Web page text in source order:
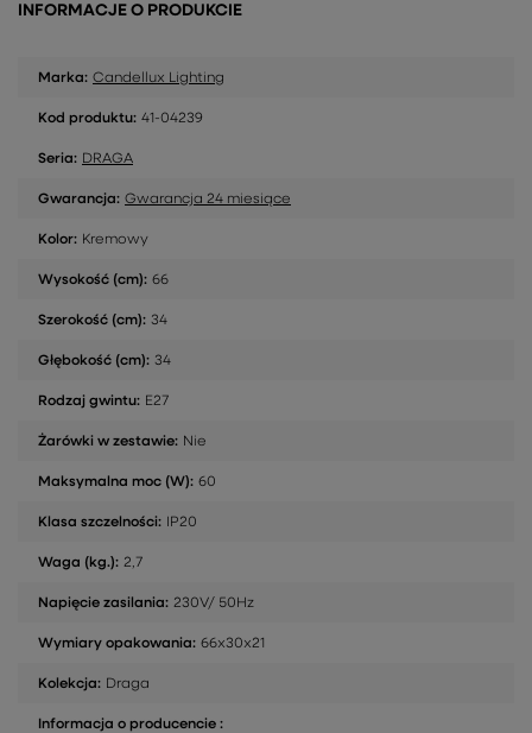
INFORMACJE O PRODUKCIE
Marka: Candellux Lighting
Kod produktu: 41-04239
Seria: DRAGA
Gwarancja: Gwarancja 24 miesiące
Kolor: Kremowy
Wysokość (cm): 66
Szerokość (cm): 34
Głębokość (cm): 34
Rodzaj gwintu: E27
Żarówki w zestawie: Nie
Maksymalna moc (W): 60
Klasa szczelności: IP20
Waga (kg.): 2,7
Napięcie zasilania: 230V/ 50Hz
Wymiary opakowania: 66x30x21
Kolekcja: Draga
Informacja o producencie :